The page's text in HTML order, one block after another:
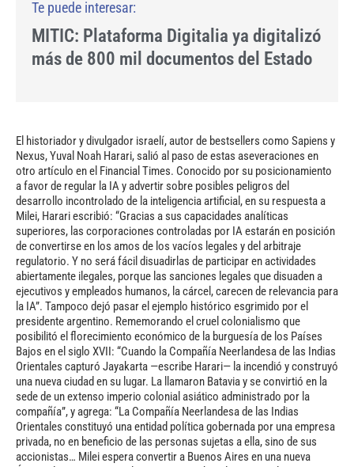
MITIC: Plataforma Digitalia ya digitalizó
más de 800 mil documentos del Estado
El historiador y divulgador israelí, autor de bestsellers como Sapiens y
Nexus, Yuval Noah Harari, salió al paso de estas aseveraciones en
otro artículo en el Financial Times. Conocido por su posicionamiento
a favor de regular la IA y advertir sobre posibles peligros del
desarrollo incontrolado de la inteligencia artificial, en su respuesta a
Milei, Harari escribió: “Gracias a sus capacidades analíticas
superiores, las corporaciones controladas por IA estarán en posición
de convertirse en los amos de los vacíos legales y del arbitraje
regulatorio. Y no será fácil disuadirlas de participar en actividades
abiertamente ilegales, porque las sanciones legales que disuaden a
ejecutivos y empleados humanos, la cárcel, carecen de relevancia para
la IA”. Tampoco dejó pasar el ejemplo histórico esgrimido por el
presidente argentino. Rememorando el cruel colonialismo que
posibilitó el florecimiento económico de la burguesía de los Países
Bajos en el siglo XVII: “Cuando la Compañía Neerlandesa de las Indias
Orientales capturó Jayakarta —escribe Harari— la incendió y construyó
una nueva ciudad en su lugar. La llamaron Batavia y se convirtió en la
sede de un extenso imperio colonial asiático administrado por la
compañía”, y agrega: “La Compañía Neerlandesa de las Indias
Orientales constituyó una entidad política gobernada por una empresa
privada, no en beneficio de las personas sujetas a ella, sino de sus
accionistas… Milei espera convertir a Buenos Aires en una nueva